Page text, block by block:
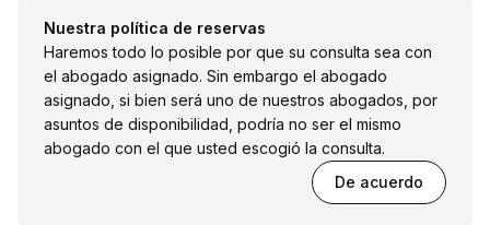
Nuestra política de reservas
Haremos todo lo posible por que su consulta sea con
el abogado asignado. Sin embargo el abogado
asignado, si bien será uno de nuestros abogados, por
asuntos de disponibilidad, podría no ser el mismo
abogado con el que usted escogió la consulta.
De acuerdo